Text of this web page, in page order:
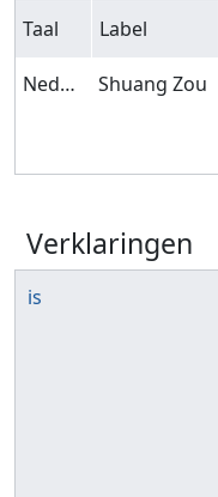
Taal Label
Nederlands
Shuang Zou
Verklaringen
is